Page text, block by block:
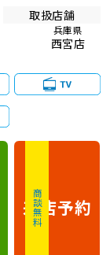
取扱店舗
兵庫県
西宮店
商談無料
来店予約